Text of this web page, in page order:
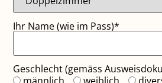
Ihr Name (wie im Pass)*
Geschlecht (gemäss
männlich
weiblich